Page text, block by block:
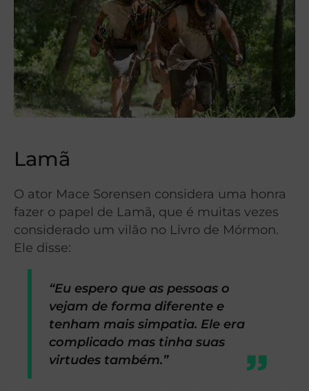
Lamã
O ator Mace Sorensen considera uma honra
fazer o papel de Lamã, que é muitas vezes
considerado um vilão no Livro de Mórmon.
Ele disse:
“Eu espero que as pessoas o
vejam de forma diferente e
tenham mais simpatia. Ele era
complicado mas tinha suas
virtudes também.”